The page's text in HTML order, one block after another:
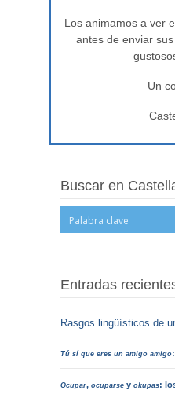
Los animamos a ver
antes de enviar
Un
Buscar en
Entradas
Rasgos lingüísticos de
Tú sí que eres un amigo amigo
Ocupar,ocuparse yokupas: